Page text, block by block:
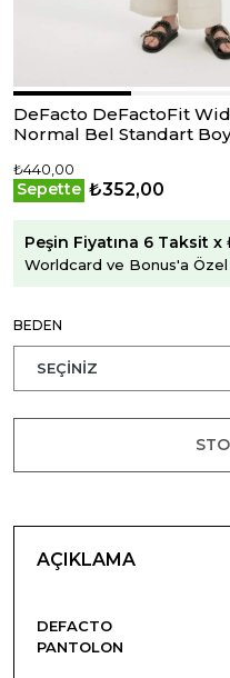
DeFacto DeFactoFit
Normal Bel Standart
₺440,00
Sepette ₺352,00
Peşin Fiyatına 6 Taksit x
Worldcard ve Bonus'a Özel
BEDEN
AÇIKLAMA
DEFACTO
PANTOLON